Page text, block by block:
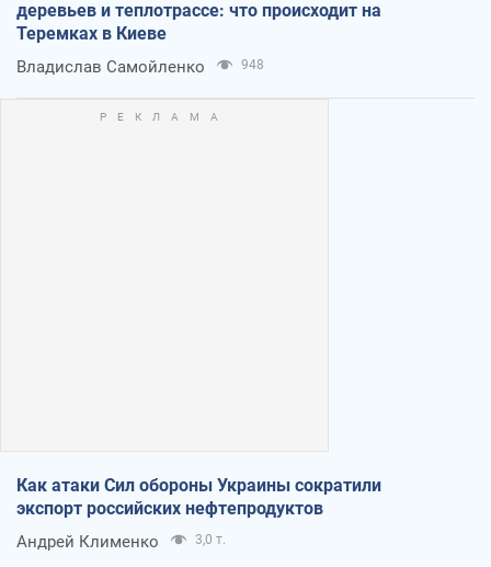
деревьев и теплотрассе: что происходит на
Теремках в Киеве
Владислав Самойленко 948
Как атаки Сил обороны Украины сократили
экспорт российских нефтепродуктов
Андрей Клименко 3,0 т.